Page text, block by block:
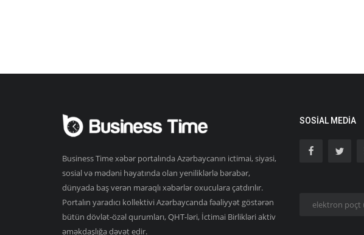
Business Time xəbər portalında Azərbaycanın ictimai, siyasi,
sosial və mədəni həyatında olan yeniliklərlə bərabər,
dünyada baş verən maraqlı xəbərlər oxuculara çatdırılır.
Portalın yaradıcı kollektivi Azərbaycanda fəaliyyət göstərən
bütün dövlət-özəl qurumları, QHT-ləri, İctimai Birlikləri aktiv
əməkdaşlığa dəvət edir.
SOSIAL MEDIA